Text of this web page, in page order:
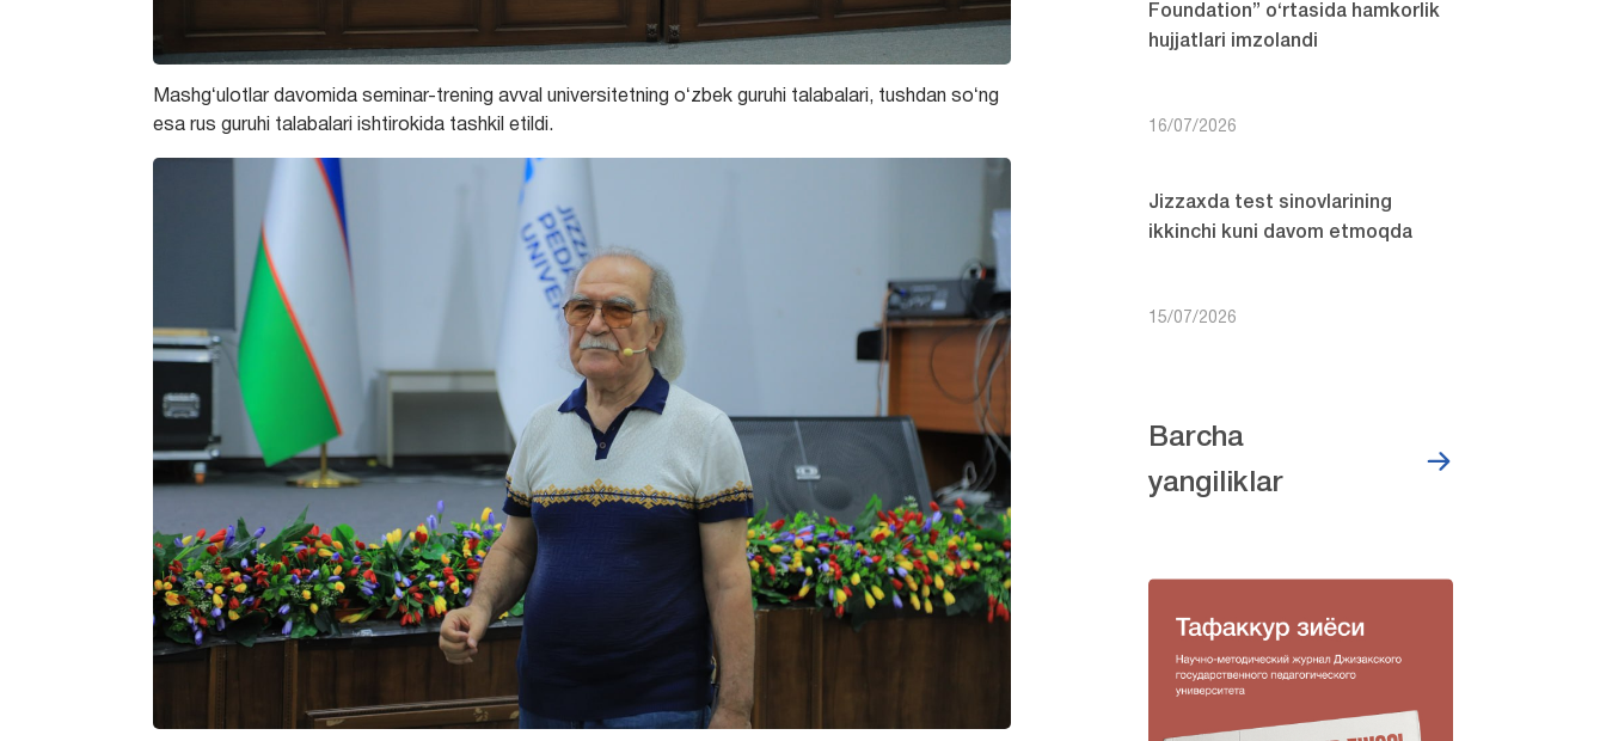
Mashgʻulotlar davomida seminar-trening avval universitetning oʻzbek guruhi talabalari, tushdan soʻng
esa rus guruhi talabalari ishtirokida tashkil etildi.
Foundation” o‘rtasida hamkorlik
hujjatlari imzolandi
16/07/2026
Jizzaxda test sinovlarining
ikkinchi kuni davom etmoqda
15/07/2026
Barcha
yangiliklar